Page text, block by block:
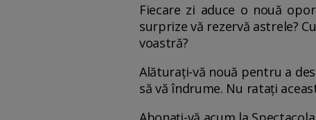
Fiecare zi aduce o nouă
surprize vă rezervă astrele?
voastră?
Alăturați-vă nouă pentru a
să vă îndrume. Nu ratați